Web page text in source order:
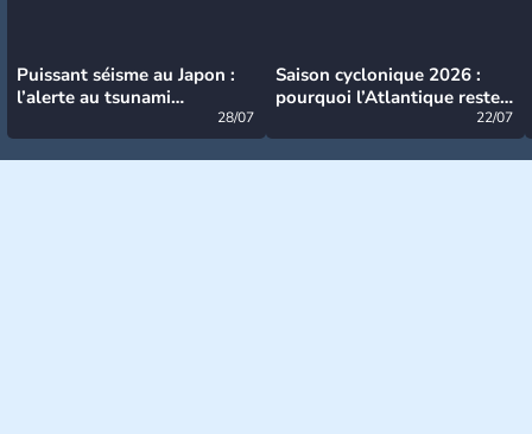
Puissant séisme au Japon :
l’alerte au tsunami
28/07
Saison cyclonique 2026 :
pourquoi l’Atlantique reste
22/07